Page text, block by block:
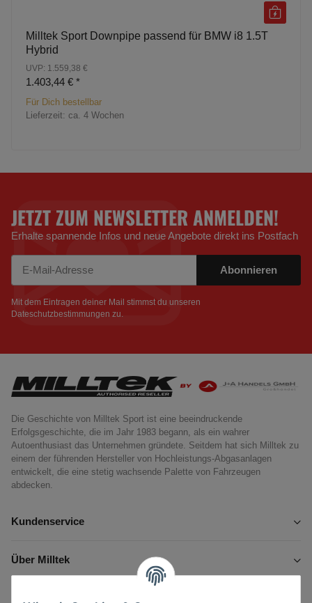
Milltek Sport Downpipe passend für BMW i8 1.5T
Hybrid
UVP: 1.559,38 €
1.403,44 € *
Für Dich bestellbar
Lieferzeit: ca. 4 Wochen
JETZT ZUM NEWSLETTER ANMELDEN!
Erhalte spannende Infos und neue Angebote direkt ins Postfach
Abonnieren
Mit dem Eintragen deiner Mail stimmst du unseren
Dateschutzbestimmungen zu.
Die Geschichte von Milltek Sport ist eine beeindruckende
Erfolgsgeschichte, die im Jahr 1983 begann, als ein wahrer
Autoenthusiast das Unternehmen gründete. Seitdem hat sich Milltek zu
einem der führenden Hersteller von Hochleistungs-Abgasanlagen
entwickelt, die eine stetig wachsende Palette von Fahrzeugen
abdecken.
Kundenservice
Über Milltek